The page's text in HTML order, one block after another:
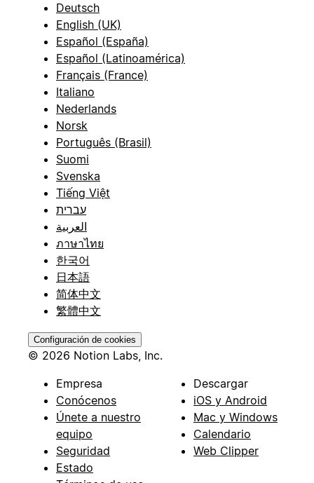
Deutsch
English (UK)
Español (España)
Español (Latinoamérica)
Français (France)
Italiano
Nederlands
Norsk
Português (Brasil)
Suomi
Svenska
Tiếng Việt
עברית
العربية
ภาษาไทย
한국어
日本語
简体中文
繁體中文
Configuración de cookies
© 2026 Notion Labs, Inc.
Empresa
Conócenos
Únete a nuestro
equipo
Seguridad
Estado
Descargar
iOS y Android
Mac y Windows
Calendario
Web Clipper